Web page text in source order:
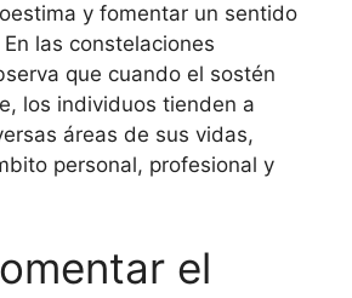
y fomentar un sentido
las constelaciones
que cuando el sostén
los individuos tienden a
áreas de sus vidas,
personal, profesional y
el